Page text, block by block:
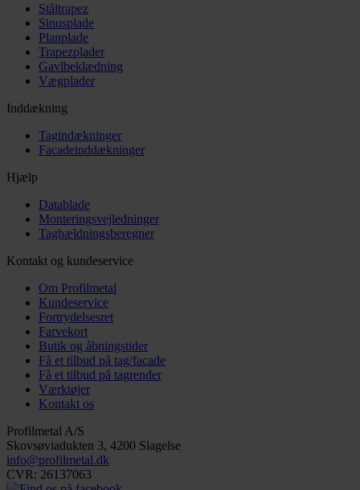
Ståltrapez
Sinusplade
Planplade
Trapezplader
Gavlbeklædning
Vægplader
Inddækning
Tagindækninger
Facadeinddækninger
Hjælp
Datablade
Monteringsvejledninger
Taghældningsberegner
Kontakt og kundeservice
Om Profilmetal
Kundeservice
Fortrydelsesret
Farvekort
Butik og åbningstider
Få et tilbud på tag/facade
Få et tilbud på tagrender
Værktøjer
Kontakt os
Profilmetal A/S
Skovsøviadukten 3, 4200 Slagelse
info@profilmetal.dk
CVR: 26137063